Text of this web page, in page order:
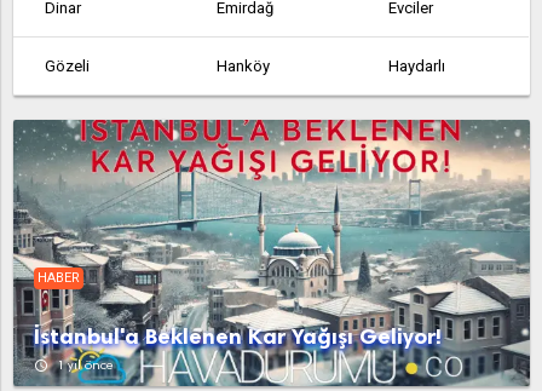
Dinar Emirdağ Evciler
Gözeli Hanköy Haydarlı
Hocalar İhsaniye İşçehisar
Kızılören Sandıklı Sinanpaşa
Şuhut Sultandağı Tatarlı
Toklucak Yukarıpiribeyli
HABER
İstanbul'a Beklenen Kar Yağışı Geliyor!
access_time 1 yıl önce